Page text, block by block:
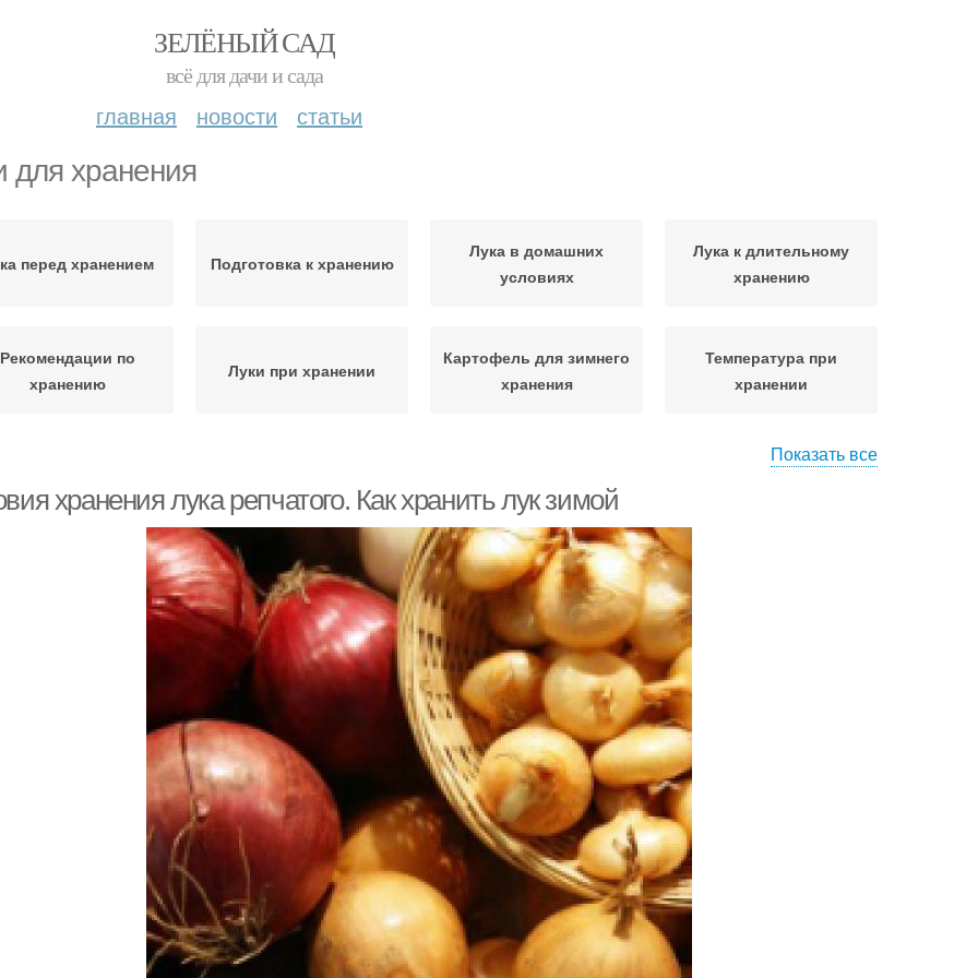
ЗЕЛЁНЫЙ САД
всё для дачи и сада
главная новости статьи
для хранения
перед хранением Подготовка к хранению
Лука в домашних
условиях
Лука к длительному
хранению
Рекомендации по
хранению
Луки при хранении
Картофель для зимнего
хранения
Температура при
хранении
хранении
Показать все
хранения лука репчатого. Как хранить лук зимой